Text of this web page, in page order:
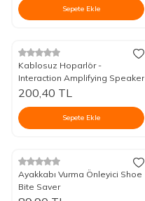
Sepete Ekle
Kablosuz Hoparlör -
Interaction Amplifying Speaker
200,40 TL
Sepete Ekle
Ayakkabı Vurma Önleyici Shoe
Bite Saver